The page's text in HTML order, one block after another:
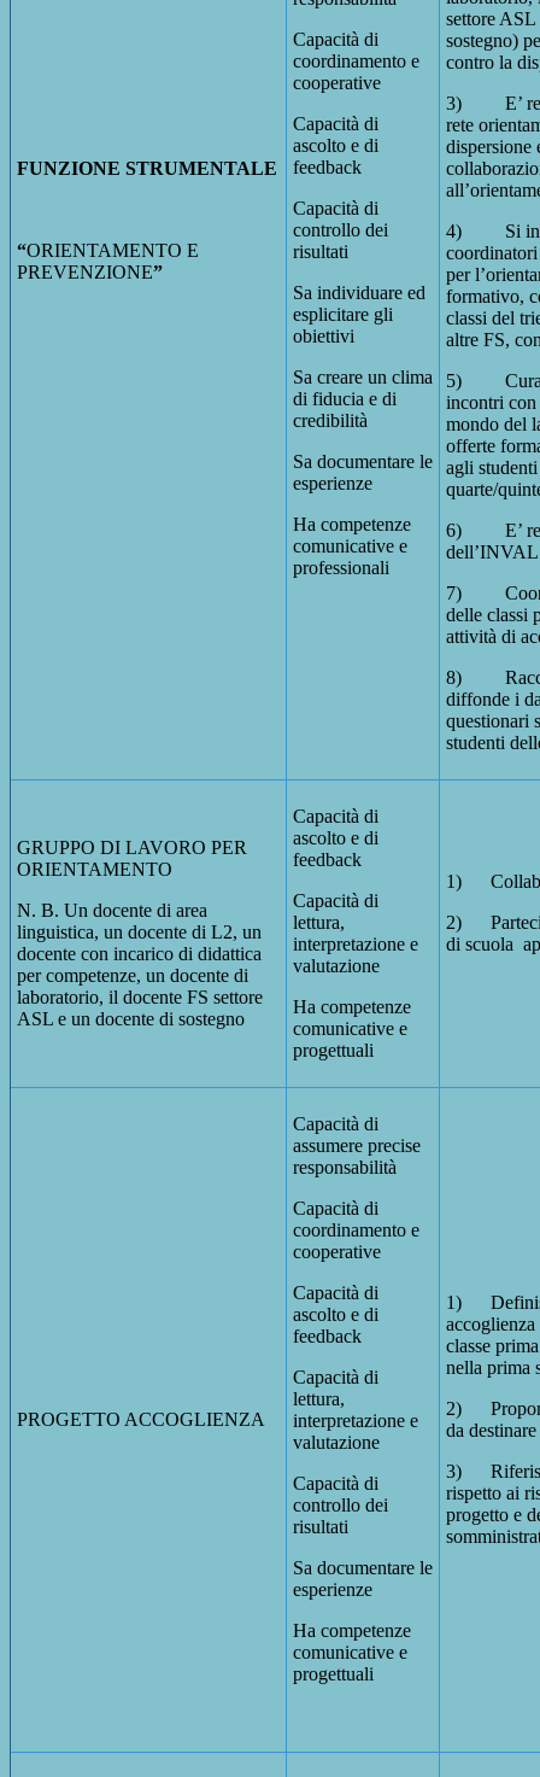
FUNZIONE STRUMENTALE
“ORIENTAMENTO E
PREVENZIONE”
Capacità di
coordinamento e
cooperative
Capacità di
ascolto e di
feedback
Capacità di
controllo dei
risultati
Sa individuare ed
esplicitare gli
obiettivi
Sa creare un clima
di fiducia e di
credibilità
Sa documentare le
esperienze
Ha competenze
comunicative e
professionali
settore ASL
sostegno)
contro la
3) E’
rete
dispersione
4) Si
per
formativo,
classi del
altre FS,
5) Cura
incontri
mondo del
offerte
agli
quarte/
6) E’
7)
delle classi
attività di
8)
diffonde i
questionari
studenti
GRUPPO DI LAVORO PER
ORIENTAMENTO
N. B. Un docente di area
linguistica, un docente di L2, un
docente con incarico di didattica
per competenze, un docente di
laboratorio, il docente FS settore
ASL e un docente di sostegno
Capacità di
ascolto e di
feedback
Capacità di
lettura,
interpretazione e
valutazione
Ha competenze
comunicative e
progettuali
1)
2)
di scuola
PROGETTO ACCOGLIENZA
Capacità di
assumere precise
responsabilità
Capacità di
coordinamento e
cooperative
Capacità di
ascolto e di
feedback
Capacità di
lettura,
interpretazione e
valutazione
Capacità di
controllo dei
risultati
Sa documentare le
esperienze
Ha competenze
comunicative e
progettuali
1)
classe
nella prima
2)
da
3)
rispetto ai
progetto e